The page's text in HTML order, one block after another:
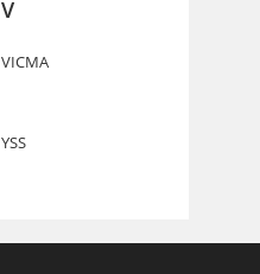
V
VICMA
YSS